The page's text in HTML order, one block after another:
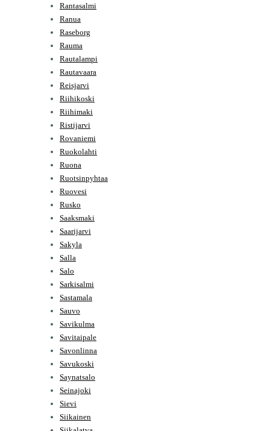
Rantasalmi
Ranua
Raseborg
Rauma
Rautalampi
Rautavaara
Reisjarvi
Riihikoski
Riihimaki
Ristijarvi
Rovaniemi
Ruokolahti
Ruona
Ruotsinpyhtaa
Ruovesi
Rusko
Saaksmaki
Saarijarvi
Sakyla
Salla
Salo
Sarkisalmi
Sastamala
Sauvo
Savikulma
Savitaipale
Savonlinna
Savukoski
Saynatsalo
Seinajoki
Sievi
Siikainen